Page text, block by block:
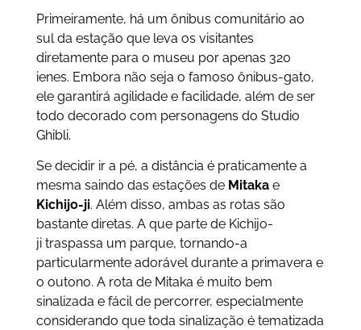
Primeiramente, há um ônibus comunitário ao
sul da estação que leva os visitantes
diretamente para o museu por apenas 320
ienes. Embora não seja o famoso ônibus-gato,
ele garantirá agilidade e facilidade, além de ser
todo decorado com personagens do Studio
Ghibli.
Se decidir ir a pé, a distância é praticamente a
mesma saindo das estações de Mitakae
Kichijo-ji. Além disso, ambas as rotas são
bastante diretas. A que parte de Kichijo-
ji traspassa um parque, tornando-a
particularmente adorável durante a primavera e
o outono. A rota de Mitaka é muito bem
sinalizada e fácil de percorrer, especialmente
considerando que toda sinalização é tematizada